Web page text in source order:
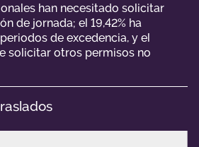
han necesitado solicitar
de jornada; el 19,42% ha
de excedencia, y el
solicitar otros permisos no